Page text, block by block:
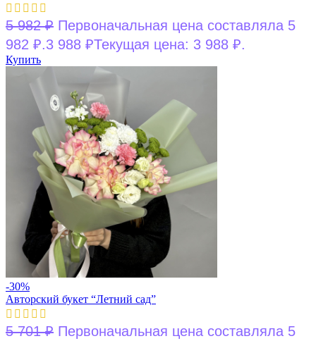
5 982₽ Первоначальная цена составляла 5
982 ₽.3 988 ₽Текущая цена: 3 988 ₽.
Купить
-30%
Авторский букет “Летний сад”
5 701₽ Первоначальная цена составляла 5